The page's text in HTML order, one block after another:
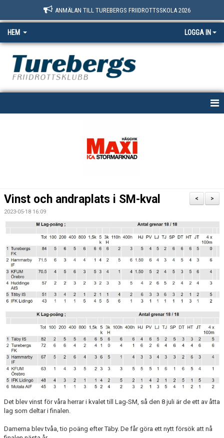
ANMÄLAN TILL TUREBERGS FRIIDROTTSSKOLA 2026
HEM LOGGA IN
MEDLEM
ARRANGEMANG
STATISTIK & RESULTAT
FUNKTIONÄR
TÄVLINGAR
UTBILDNING
KALENDER
>
<
Vinst och andraplats i SM-kval
2023-05-18 16:09
Det blev vinst för våra herrar i kvalet till Lag-SM, så den 8 juli är de ett av åtta
lag som deltar i finalen.
Damerna blev tvåa, tio poäng efter Täby. De får göra ett nytt försök att nå